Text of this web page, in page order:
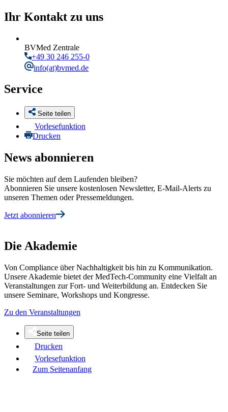
Ihr Kontakt zu uns
BVMed Zentrale
+49 30 246 255-0
info(at)bvmed.de
Service
Seite teilen
Vorlesefunktion
Drucken
News abonnieren
Sie möchten auf dem Laufenden bleiben?
Abonnieren Sie unsere kostenlosen Newsletter, E-Mail-Alerts zu
unseren Themen oder Pressemeldungen.
Jetzt abonnieren
Die Akademie
Von Compliance über Nachhaltigkeit bis hin zu Kommunikation.
Unsere Akademie bietet der MedTech-Community eine Vielfalt an
Veranstaltungen zur Fort- und Weiterbildung an. Entdecken Sie
unsere Seminare, Workshops und Kongresse.
Zu den Veranstaltungen
Seite teilen
Drucken
Vorlesefunktion
Zum Seitenanfang